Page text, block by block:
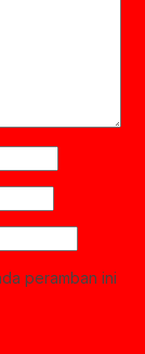
peramban ini